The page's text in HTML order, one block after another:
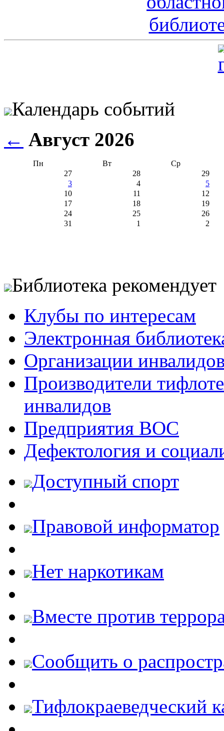
Календарь событий
← Август 2026
Пн Вт
Ср
27
28
29
3
4
5
10
11
12
17
18
19
24
25
26
31
1 2
Библиотека рекомендует
Клубы по интересам
Электронная
Организации
Производители
инвалидов
Предприятия ВОС
Дефектология и
Доступный спорт
Правовой информатор
Нет наркотикам
Вместе против
Cообщить о
Тифлокраеведческий